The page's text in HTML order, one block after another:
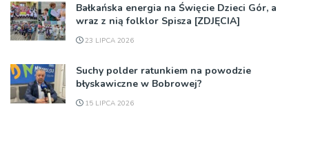
Bałkańska energia na Święcie Dzieci Gór, a
wraz z nią folklor Spisza [ZDJĘCIA]
23 LIPCA 2026
Suchy polder ratunkiem na powodzie
błyskawiczne w Bobrowej?
15 LIPCA 2026